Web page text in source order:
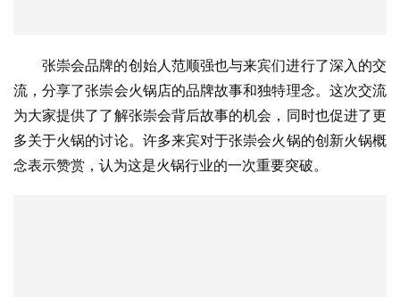
张崇会品牌的创始人范顺强也与来宾们进行了深入的交
流，分享了张崇会火锅店的品牌故事和独特理念。这次交流
为大家提供了了解张崇会背后故事的机会，同时也促进了更
多关于火锅的讨论。许多来宾对于张崇会火锅的创新火锅概
念表示赞赏，认为这是火锅行业的一次重要突破。